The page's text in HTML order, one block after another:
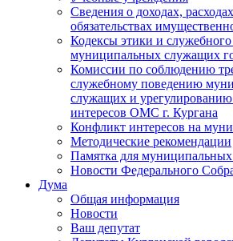
Сведения о доходах,
обязательствах
Кодексы этики и
муниципальных служащих
Комиссии по соблюдению
служебному поведению
служащих и
интересов ОМС г. Кургана
Конфликт интересов на
Методические рекомендации
Памятка для
Новости Федерального
Дума
Общая информация
Новости
Ваш депутат